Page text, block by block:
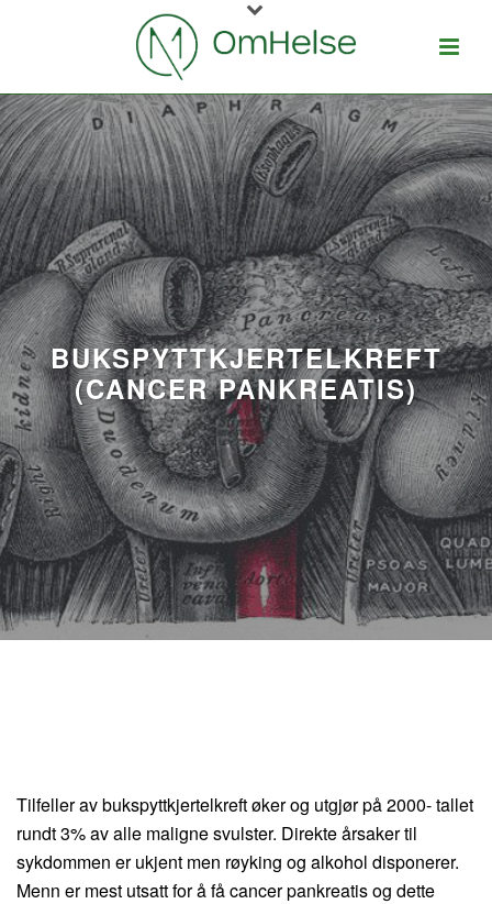
BUKSPYTTKJERTELKREFT
(CANCER PANKREATIS)
Tilfeller av bukspyttkjertelkreft øker og utgjør på 2000- tallet
rundt 3% av alle maligne svulster. Direkte årsaker til
sykdommen er ukjent men røyking og alkohol disponerer.
Menn er mest utsatt for å få cancer pankreatis og dette